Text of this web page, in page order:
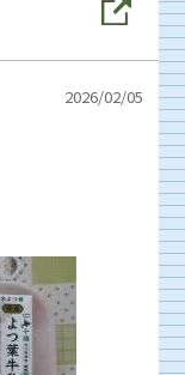
2026/02/05